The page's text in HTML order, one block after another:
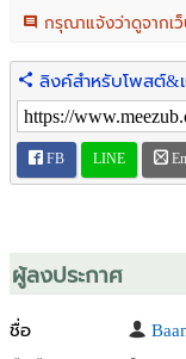
:: สถานที่ใกล้เคียง ::
- Victoria Gardens เพ
- บิ๊กซี เพชรเกษม หลัก
- แม็คโคร เพชรเกษม
- เดอะมอลล์ไลฟ์สโตร์ บ
- รพ.วิชัยเวช อินเตอร์เ
- รพ.เกษมราษฎร์ บางแ
พิกัด: http://
ราคา: 4,600,000 บาท
กรุณาแจ้งว่าดูจากเ
ลิงค์สำหรับโพสต์&
FB LINE
ผู้ลงประกาศ
ชื่อ